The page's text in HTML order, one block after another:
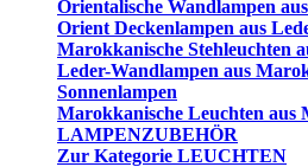
Orientalische Wandlampen
Orient Deckenlampen aus
Marokkanische Stehleuchten
Leder-Wandlampen aus
Sonnenlampen
Marokkanische Leuchten aus
LAMPENZUBEHÖR
Zur Kategorie LEUCHTEN